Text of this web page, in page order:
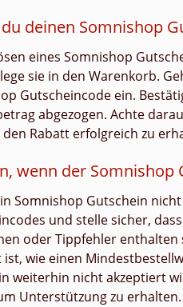
deinen Somnishop
eines Somnishop
sie in den Warenkorb.
Gutscheincode ein.
abgezogen. Achte
Rabatt erfolgreich zu
wenn der
Somnishop Gutschein
und stelle sicher,
oder Tippfehler
ist, wie einen
weiterhin nicht akzeptiert
Unterstützung zu erhalten.